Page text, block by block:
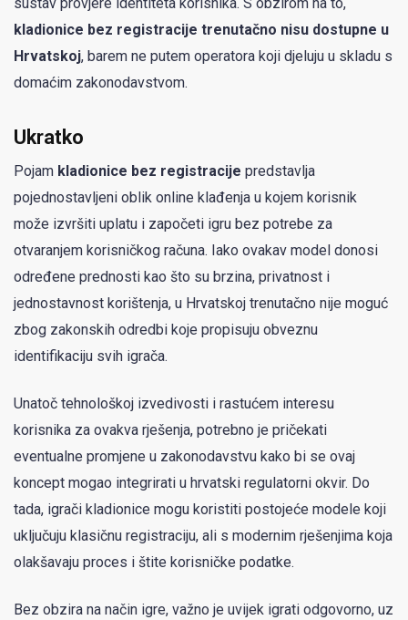
kladionice bez registracije trenutačno nisu dostupne u
Hrvatskoj, barem ne putem operatora koji djeluju u skladu s
domaćim zakonodavstvom.
Ukratko
Pojam kladionice bez registracije predstavlja
pojednostavljeni oblik online klađenja u kojem korisnik
može izvršiti uplatu i započeti igru bez potrebe za
otvaranjem korisničkog računa. Iako ovakav model donosi
određene prednosti kao što su brzina, privatnost i
jednostavnost korištenja, u Hrvatskoj trenutačno nije moguć
zbog zakonskih odredbi koje propisuju obveznu
identifikaciju svih igrača.
Unatoč tehnološkoj izvedivosti i rastućem interesu
korisnika za ovakva rješenja, potrebno je pričekati
eventualne promjene u zakonodavstvu kako bi se ovaj
koncept mogao integrirati u hrvatski regulatorni okvir. Do
tada, igrači kladionice mogu koristiti postojeće modele koji
uključuju klasičnu registraciju, ali s modernim rješenjima koja
olakšavaju proces i štite korisničke podatke.
Bez obzira na način igre, važno je uvijek igrati odgovorno, uz